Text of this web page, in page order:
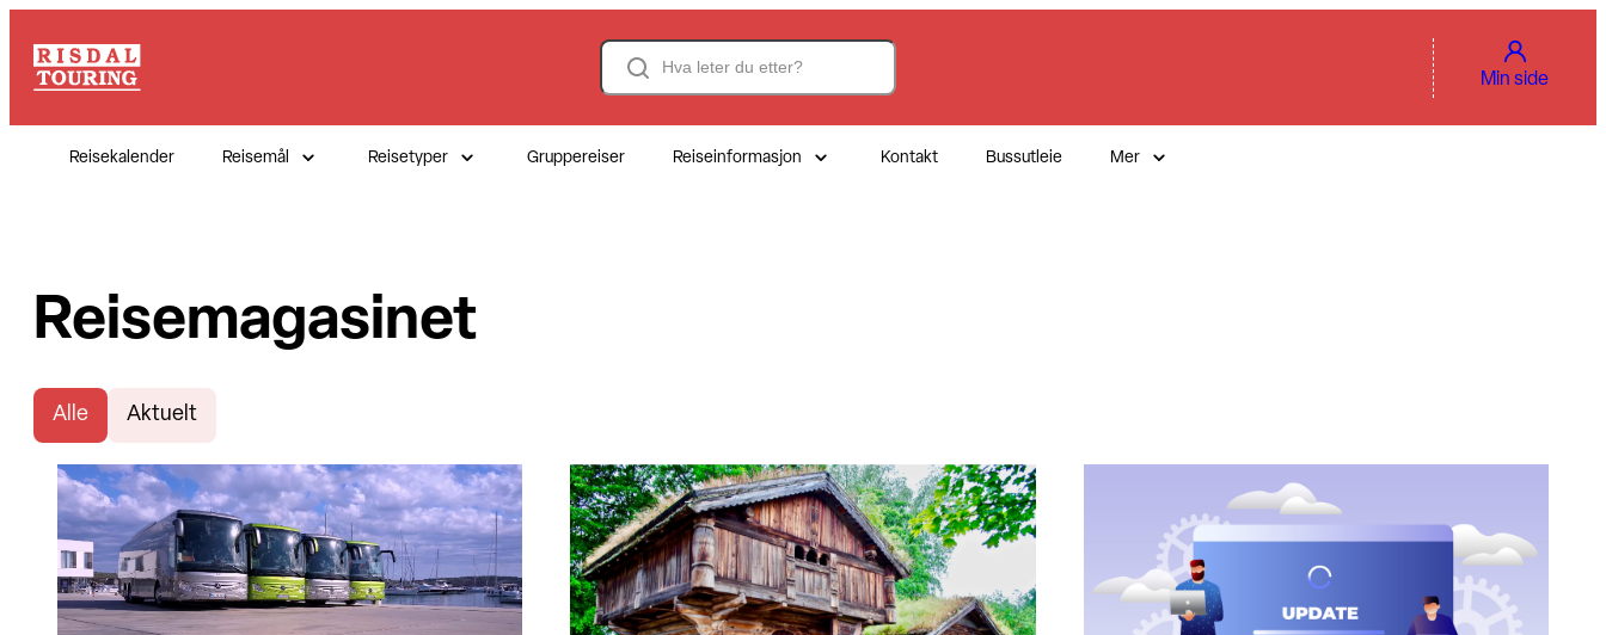
Search
Min side
Reisekalender Reisemål Reisetyper Gruppereiser Reiseinformasjon Kontakt Bussutleie Mer
Reisemagasinet
Alle Aktuelt